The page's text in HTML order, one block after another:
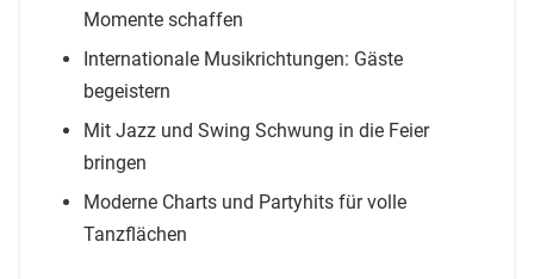
Momente schaffen
Internationale Musikrichtungen: Gäste
begeistern
Mit Jazz und Swing Schwung in die Feier
bringen
Moderne Charts und Partyhits für volle
Tanzflächen